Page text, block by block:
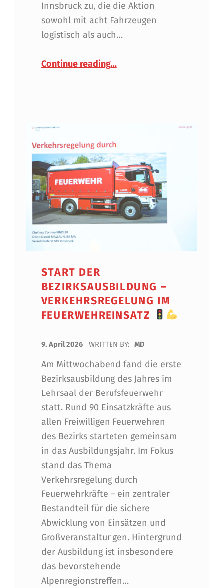
Innsbruck zu, die die Aktion
sowohl mit acht Fahrzeugen
logistisch als auch…
Continue reading…
START DER
BEZIRKSAUSBILDUNG –
VERKEHRSREGELUNG IM
FEUERWEHREINSATZ
9. April 2026 WRITTEN BY: MD
Am Mittwochabend fand die erste
Bezirksausbildung des Jahres im
Lehrsaal der Berufsfeuerwehr
statt. Rund 90 Einsatzkräfte aus
allen Freiwilligen Feuerwehren
des Bezirks starteten gemeinsam
in das Ausbildungsjahr. Im Fokus
stand das Thema
Verkehrsregelung durch
Feuerwehrkräfte – ein zentraler
Bestandteil für die sichere
Abwicklung von Einsätzen und
Großveranstaltungen. Hintergrund
der Ausbildung ist insbesondere
das bevorstehende
Alpenregionstreffen…